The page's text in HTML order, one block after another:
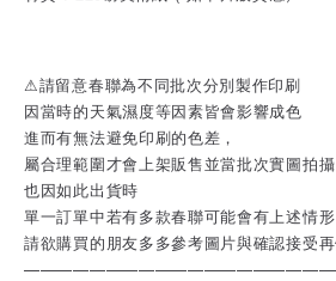
⚠請留意春聯為不同批次分別製作印刷
因當時的天氣濕度等因素皆會影響成色
進而有無法避免印刷的色差，
屬合理範圍才會上架販售並當批次實圖拍攝
也因如此出貨時
單一訂單中若有多款春聯可能會有上述情形
請欲購買的朋友多多參考圖片與確認接受